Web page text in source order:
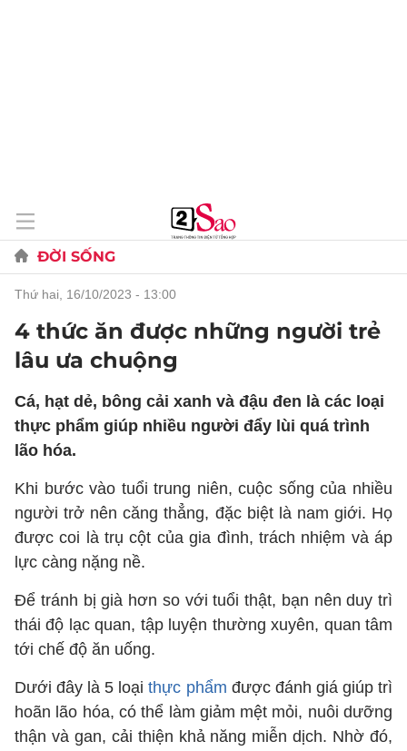
ĐỜI SỐNG
thứ hai, 16/10/2023 - 13:00
4 thức ăn được những người trẻ
lâu ưa chuộng
Cá, hạt dẻ, bông cải xanh và đậu đen là các loại
thực phẩm giúp nhiều người đẩy lùi quá trình
lão hóa.
Khi bước vào tuổi trung niên, cuộc sống của nhiều
người trở nên căng thẳng, đặc biệt là nam giới. Họ
được coi là trụ cột của gia đình, trách nhiệm và áp
lực càng nặng nề.
Để tránh bị già hơn so với tuổi thật, bạn nên duy trì
thái độ lạc quan, tập luyện thường xuyên, quan tâm
tới chế độ ăn uống.
Dưới đây là 5 loạithực phẩm được đánh giá giúp trì
hoãn lão hóa, có thể làm giảm mệt mỏi, nuôi dưỡng
thận và gan, cải thiện khả năng miễn dịch. Nhờ đó,